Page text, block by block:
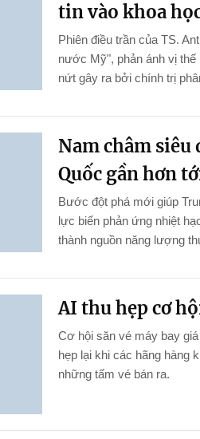
tin vào khoa
Phiên điều trần của TS.
nước Mỹ", phản ánh vị
nứt gây ra bởi chính trị
Nam châm siêu
Quốc gần hơn
Bước đột phá mới giúp
lực biến phản ứng nhiệt
thành nguồn năng lượng
AI thu hẹp cơ
Cơ hội săn vé máy bay
hẹp lại khi các hãng hàng
những tấm vé bán ra.